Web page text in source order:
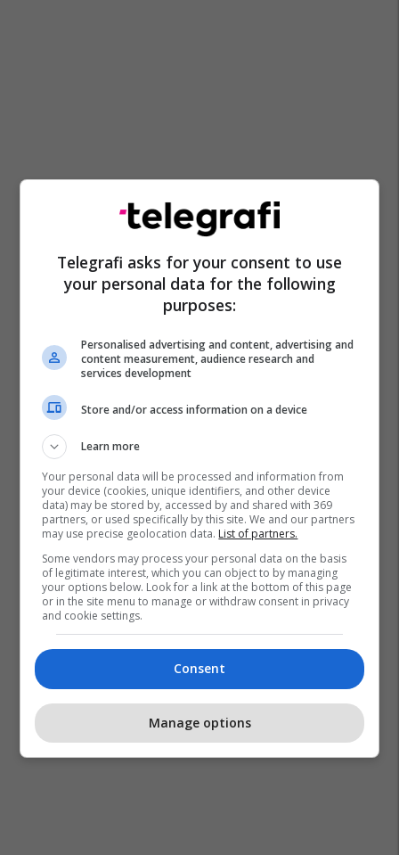
Ministria E Drejtësisë
Peja
Telegrafi asks for your consent to use
your personal data for the following
purposes:
Personalised advertising and content, advertising and
content measurement, audience research and
services development
Store and/or access information on a device
Learn more
Your personal data will be processed and information from
your device (cookies, unique identifiers, and other device
data) may be stored by, accessed by and shared with 369
partners, or used specifically by this site. We and our partners
may use precise geolocation data. List of partners.
Some vendors may process your personal data on the basis
of legitimate interest, which you can object to by managing
your options below. Look for a link at the bottom of this page
or in the site menu to manage or withdraw consent in privacy
and cookie settings.
Consent
Manage options